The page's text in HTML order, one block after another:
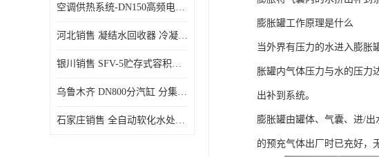
空调供热系统-DN150高频电子水除垢仪
河北销售 凝结水回收器 冷凝水回收器
银川销售 SFV-5贮存式容积式换热器
乌鲁木齐 DN800分汽缸 分集水器
石家庄销售 全自动软化水处理器
膨胀罐工作原理是什么
当外界有压力的水进入膨胀
胀罐内气体压力与水的压力
出补到系统。
膨胀罐由罐体、气囊、进/
的预充气体出厂时已充好，